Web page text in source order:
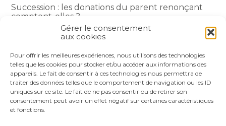
Gérer le consentement
aux cookies
Pour offrir les meilleures expériences, nous utilisons des technologies
telles que les cookies pour stocker et/ou accéder aux informations des
appareils. Le fait de consentir à ces technologies nous permettra de
traiter des données telles que le comportement de navigation ou les ID
uniques sur ce site. Le fait de ne pas consentir ou de retirer son
consentement peut avoir un effet négatif sur certaines caractéristiques
et fonctions.
Succession : les donations du parent renonçant
comptent-elles ?
Encadrement des loyers : une année de plus
COMMENTAIRES RÉCENTS